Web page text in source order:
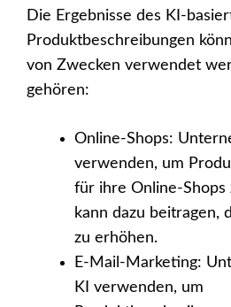
Die Ergebnisse des KI-
Produktbeschreibungen
von Zwecken verwendet
gehören:
Online-Shops:
verwenden, um
für ihre Online-Shops
kann dazu beitragen,
zu erhöhen.
E-Mail-Marketing:
KI verwenden, um